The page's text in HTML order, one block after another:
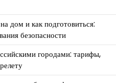
дом и как подготовиться:
безопасности
городами: тарифы,